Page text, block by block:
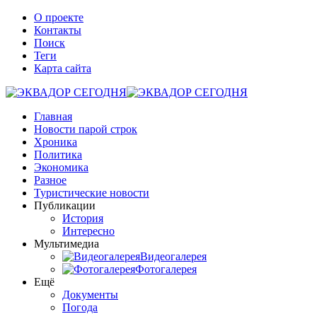
О проекте
Контакты
Поиск
Теги
Карта сайта
Главная
Новости парой строк
Хроника
Политика
Экономика
Разное
Туристические новости
Публикации
История
Интересно
Мультимедиа
Видеогалерея
Фотогалерея
Ещё
Документы
Погода